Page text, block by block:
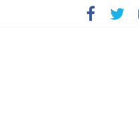
Privada
de Tierras